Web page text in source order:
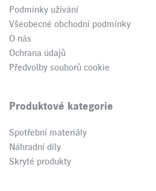
Podmínky užívání
Všeobecné obchodní podmínky
O nás
Ochrana údajů
Předvolby souborů cookie
Produktové kategorie
Spotřební materiály
Náhradní díly
Skryté produkty